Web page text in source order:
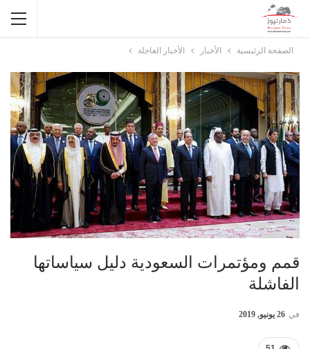
الصفحة الرئيسية الأخبار الأخبار العاجلة
قمم ومؤتمرات السعودية دليل سياساتها
الفاشلة
في 26 يونيو, 2019